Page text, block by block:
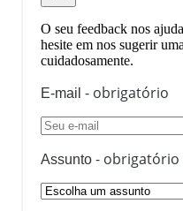
O seu feedback nos
hesite em nos sugerir
cuidadosamente.
E-mail - obrigatório
Assunto - obrigatório